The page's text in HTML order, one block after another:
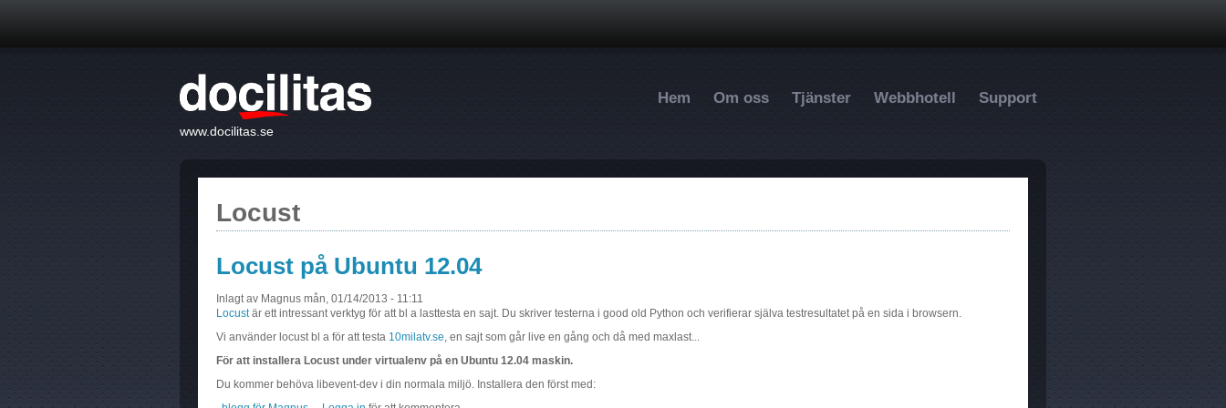
www.docilitas.se
Hem Om oss Tjänster Webbhotell Support
Locust
Locust på Ubuntu 12.04
Inlagt av Magnus mån, 01/14/2013 - 11:11
Locustär ett intressant verktyg för att bl a lasttesta en sajt. Du skriver testerna i good old Python och verifierar själva testresultatet på en sida i browsern.
Vi använder locust bl a för att testa 10milatv.se, en sajt som går live en gång och då med maxlast...
För att installera Locust under virtualenv på en Ubuntu 12.04 maskin.
Du kommer behöva libevent-dev i din normala miljö. Installera den först med: